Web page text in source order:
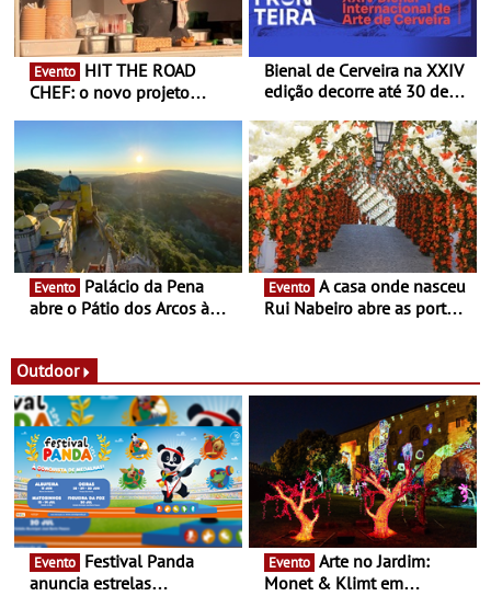
Evento
CHEF: o novo projeto
Queiroz Ribeiro - Um novo
conceito gastronómico
itinerante que percorre
Portugal
Bienal de Cerveira na XXIV
edição decorre até 30 de
enquanto “Territórios sem
Fronteira”
Evento
abre o Pátio dos Arcos à
Evento
Rui Nabeiro abre as portas
16 de agosto
Outdoor
Evento
anuncia estrelas
Evento
Monet & Klimt em